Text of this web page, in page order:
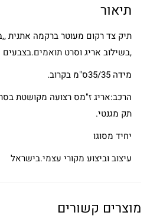
תיאור
תיק צד רקום מעוטר ברקמה אתנית
,בשילוב אריג וסרט תואמים.בצבעים
מידה 35/35ס"מ בקרוב.
הרכב:אריג ז"מס רצועה מקושטת
תק מגנטי.
יחיד מסוגו
עיצוב וביצוע מקורי עצמי.בישראל
מוצרים קשורים